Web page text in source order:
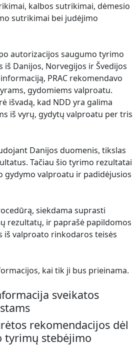
kalbos sutrikimai, dėmesio
sutrikimai bei judėjimo
autorizacijos saugumo tyrimo
iš Danijos, Norvegijos ir Švedijos
PRAC rekomendavo
gydomiems valproatu.
išvadą, kad NDD yra galima
iš vyrų, gydytų valproatu per tris
Danijos duomenis, tikslas
Tačiau šio tyrimo rezultatai
gydymo valproatu ir padidėjusios
siekdama suprasti
rezultatų, ir paprašė papildomos
iš valproato rinkodaros teisės
kai tik ji bus prieinama.
sveikatos
rekomendacijos dėl
tyrimų stebėjimo